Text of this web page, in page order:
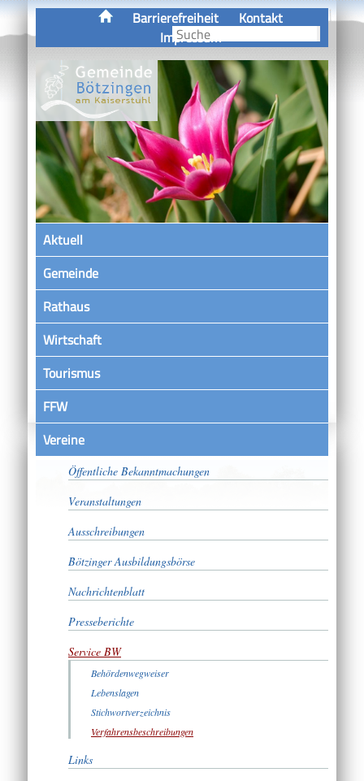
Barrierefreiheit
Kontakt
Impressum
Aktuell
Gemeinde
Rathaus
Wirtschaft
Tourismus
FFW
VereineSatzungen
Öffentliche Bekanntmachungen
Veranstaltungen
Ausschreibungen
Bötzinger Ausbildungsbörse
Nachrichtenblatt
Presseberichte
Service BW
Behördenwegweiser
Lebenslagen
Stichwortverzeichnis
Verfahrensbeschreibungen
Links